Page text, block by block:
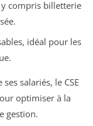
compris billetterie
idéal pour les
salariés, le CSE
optimiser à la
gestion.